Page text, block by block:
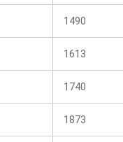
1490
1613
1740
1873